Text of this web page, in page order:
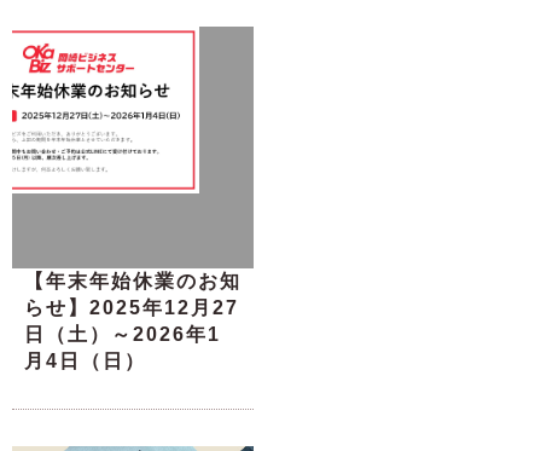
【年末年始休業のお知
らせ】2025年12月27
日（土）～2026年1
月4日（日）